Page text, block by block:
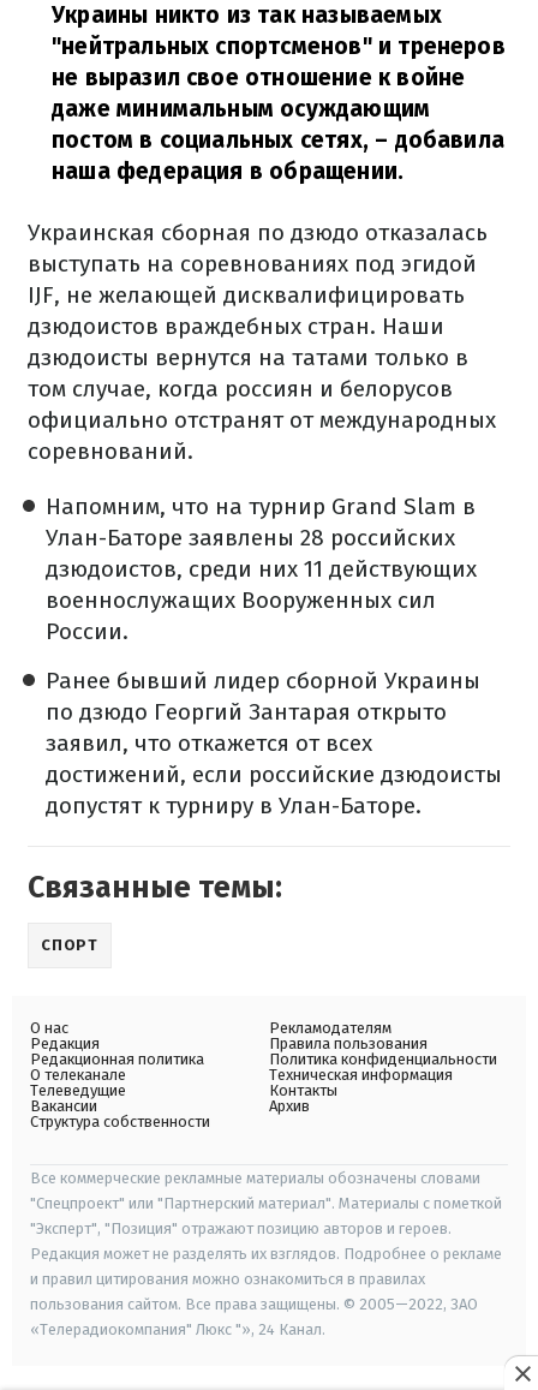
Украины никто из так называемых
"нейтральных спортсменов" и тренеров
не выразил свое отношение к войне
даже минимальным осуждающим
постом в социальных сетях, – добавила
наша федерация в обращении.
Украинская сборная по дзюдо отказалась
выступать на соревнованиях под эгидой
IJF, не желающей дисквалифицировать
дзюдоистов враждебных стран. Наши
дзюдоисты вернутся на татами только в
том случае, когда россиян и белорусов
официально отстранят от международных
соревнований.
Напомним, что на турнир Grand Slam в
Улан-Баторе заявлены 28 российских
дзюдоистов, среди них 11 действующих
военнослужащих Вооруженных сил
России.
Ранее бывший лидер сборной Украины
по дзюдо Георгий Зантарая открыто
заявил, что откажется от всех
достижений, если российские дзюдоисты
допустят к турниру в Улан-Баторе.
Связанные темы:
СПОРТ
О нас
Редакция
Редакционная политика
О телеканале
Телеведущие
Вакансии
Структура собственности
Рекламодателям
Правила пользования
Политика конфиденциальности
Техническая информация
Контакты
Архив
Все коммерческие рекламные материалы обозначены словами
"Спецпроект" или "Партнерский материал". Материалы с пометкой
"Эксперт", "Позиция" отражают позицию авторов и героев.
Редакция может не разделять их взглядов. Подробнее о рекламе
и правил цитирования можно ознакомиться в правилах
пользования сайтом. Все права защищены. © 2005—2022, ЗАО
«Телерадиокомпания" Люкс "», 24 Канал.